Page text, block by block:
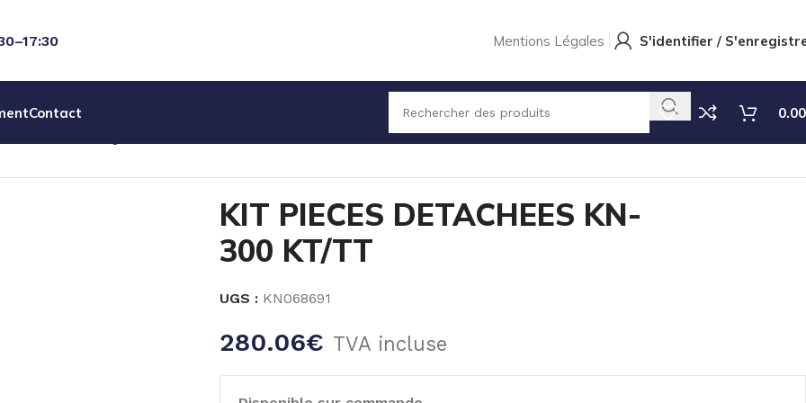
Mentions Légales S'identifier /
Contact
0.00
ACCESSOIRES & PIECES DETACHEES KIT PIECES DETACHEES KN-300 KT/TT
KIT PIECES DETACHEES KN-
300 KT/TT
UGS : KN068691
280.06€ TVA incluse